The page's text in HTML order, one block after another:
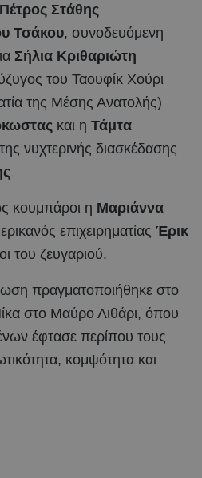
Πέτρος Στάθης
Τσάκου, συνοδευόμενη
Σήλια Κριθαριώτη
του Ταουφίκ Χούρι
της Μέσης Ανατολής)
και η Τάμτα
νυχτερινής διασκέδασης
κουμπάροι η Μαριάννα
επιχειρηματίας Έρικ
του ζευγαριού.
πραγματοποιήθηκε στο
στο Μαύρο Λιθάρι, όπου
έφτασε περίπου τους
κομψότητα και